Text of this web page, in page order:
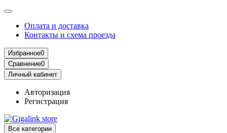
Оплата и доставка
Контакты и схема проезда
Избранное0
Сравнение0
Личный кабинет
Авторизация
Регистрация
Все категории